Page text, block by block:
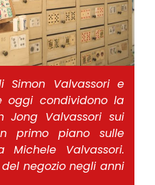
Simon Valvassori e
oggi condividono la
Jong Valvassori sui
primo piano sulle
Michele Valvassori.
negozio negli anni